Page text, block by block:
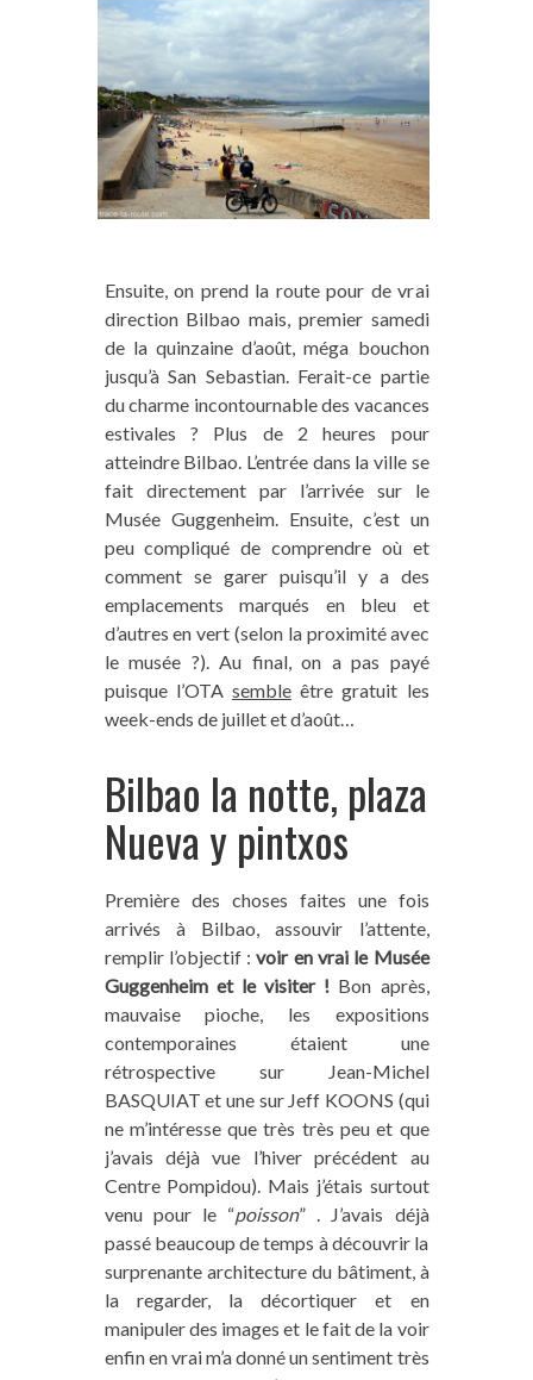
Ensuite, on prend la route pour de vrai
direction Bilbao mais, premier samedi
de la quinzaine d’août, méga bouchon
jusqu’à San Sebastian. Ferait-ce partie
du charme incontournable des vacances
estivales ? Plus de 2 heures pour
atteindre Bilbao. L’entrée dans la ville se
fait directement par l’arrivée sur le
Musée Guggenheim. Ensuite, c’est un
peu compliqué de comprendre où et
comment se garer puisqu’il y a des
emplacements marqués en bleu et
d’autres en vert (selon la proximité avec
le musée ?). Au final, on a pas payé
puisque l’OTA sembleêtre gratuit les
week-ends de juillet et d’août…
Bilbao la notte, plaza
Nueva y pintxos
Première des choses faites une fois
arrivés à Bilbao, assouvir l’attente,
remplir l’objectif :voir en vrai le Musée
Guggenheim et le visiter ! Bon après,
mauvaise pioche, les expositions
contemporaines étaient une
rétrospective sur Jean-Michel
BASQUIAT et une sur Jeff KOONS (qui
ne m’intéresse que très très peu et que
j’avais déjà vue l’hiver précédent au
Centre Pompidou). Mais j’étais surtout
venu pour le “poisson” . J’avais déjà
passé beaucoup de temps à découvrir la
surprenante architecture du bâtiment, à
la regarder, la décortiquer et en
manipuler des images et le fait de la voir
enfin en vrai m’a donné un sentiment très